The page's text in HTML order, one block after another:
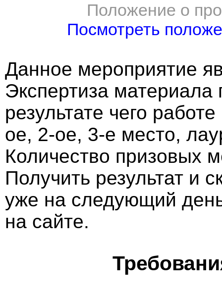
Положение о
Посмотреть
Данное мероприятие
Экспертиза
результате чего
ое, 2-ое, 3-е место,
Количество призовых
Получить результат и
уже на следующий
на сайте.